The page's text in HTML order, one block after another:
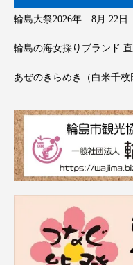
輪島大祭2026年 8月 22日
輪島の海女採りブランド
あぜのきらめき（白米千